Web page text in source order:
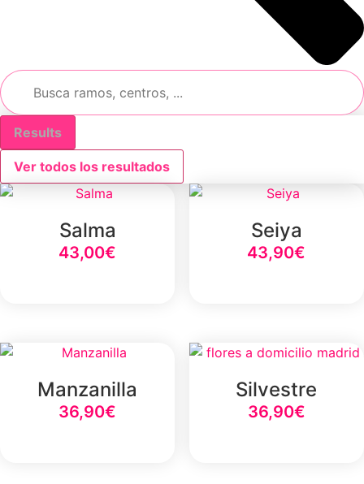
Results
Ver todos los resultados
Salma
43,00€
Seiya
43,90€
Manzanilla
36,90€
Silvestre
36,90€